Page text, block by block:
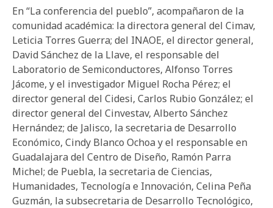
En “La conferencia del pueblo”, acompañaron de la
comunidad académica: la directora general del Cimav,
Leticia Torres Guerra; del INAOE, el director general,
David Sánchez de la Llave, el responsable del
Laboratorio de Semiconductores, Alfonso Torres
Jácome, y el investigador Miguel Rocha Pérez; el
director general del Cidesi, Carlos Rubio González; el
director general del Cinvestav, Alberto Sánchez
Hernández; de Jalisco, la secretaria de Desarrollo
Económico, Cindy Blanco Ochoa y el responsable en
Guadalajara del Centro de Diseño, Ramón Parra
Michel; de Puebla, la secretaria de Ciencias,
Humanidades, Tecnología e Innovación, Celina Peña
Guzmán, la subsecretaria de Desarrollo Tecnológico,